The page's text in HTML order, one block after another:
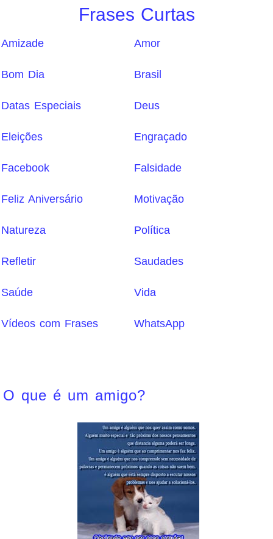
Frases Curtas
Amizade Amor
Bom Dia Brasil
Datas Especiais Deus
Eleições Engraçado
Facebook Falsidade
Feliz Aniversário Motivação
Natureza Política
Refletir Saudades
Saúde Vida
Vídeos com Frases WhatsApp
O que é um amigo?